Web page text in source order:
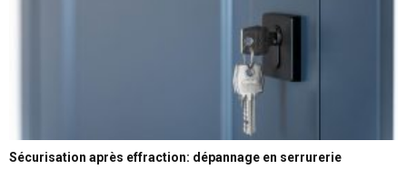
Sécurisation après effraction: dépannage en serrurerie